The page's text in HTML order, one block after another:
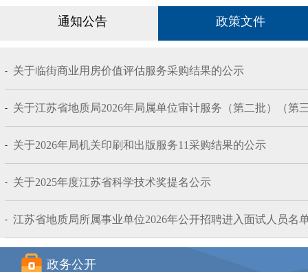
通知公告 政策文件
- 关于临街商业用房价值评估服务采购结果的公示
- 关于江苏省地质局2026年局属单位审计服务（第二批）（第
- 关于2026年局机关印刷和出版服务11采购结果的公示
- 关于2025年度江苏省科学技术奖提名公示
- 江苏省地质局所属事业单位2026年公开招聘进入面试人员名
政务公开